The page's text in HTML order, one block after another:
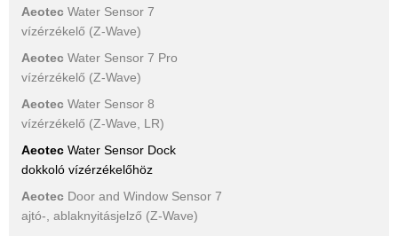
Aeotec Water Sensor 7
vízérzékelő (Z-Wave)
Aeotec Water Sensor 7 Pro
vízérzékelő (Z-Wave)
Aeotec Water Sensor 8
vízérzékelő (Z-Wave, LR)
Aeotec Water Sensor Dock
dokkoló vízérzékelőhöz
Aeotec Door and Window Sensor 7
ajtó-, ablaknyitásjelző (Z-Wave)